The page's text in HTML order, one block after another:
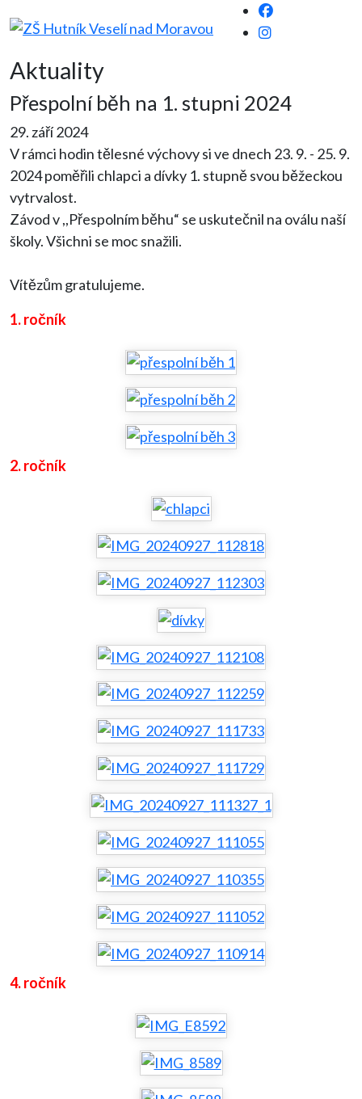
Aktuality
Přespolní běh na 1. stupni 2024
29. září 2024
V rámci hodin tělesné výchovy si ve dnech 23. 9. - 25. 9.
2024 poměřili chlapci a dívky 1. stupně svou běžeckou
vytrvalost.
Závod v ,,Přespolním běhu“ se uskutečnil na oválu naší
školy. Všichni se moc snažili.
Vítězům gratulujeme.
1. ročník
2. ročník
4. ročník